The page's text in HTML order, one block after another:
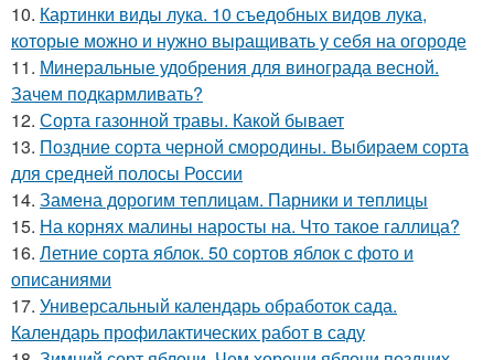
10. Картинки виды лука. 10 съедобных видов лука,
которые можно и нужно выращивать у себя на огороде
11. Минеральные удобрения для винограда весной.
Зачем подкармливать?
12. Сорта газонной травы. Какой бывает
13. Поздние сорта черной смородины. Выбираем сорта
для средней полосы России
14. Замена дорогим теплицам. Парники и теплицы
15. На корнях малины наросты на. Что такое галлица?
16. Летние сорта яблок. 50 сортов яблок с фото и
описаниями
17. Универсальный календарь обработок сада.
Календарь профилактических работ в саду